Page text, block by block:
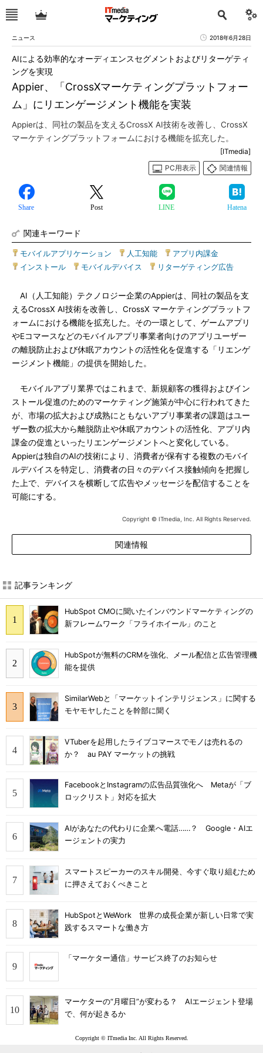
ニュース 2018年6月28日
Appier、「CrossXマーケティングプラットフォー
ム」にリエンゲージメント機能を実装
AIによる効率的なオーディエンスセグメントおよびリターゲティ
ングを実現
Appierは、同社の製品を支えるCrossX AI技術を改善し、CrossX
マーケティングプラットフォームにおける機能を拡充した。
[ITmedia]
PC用表示
関連情報
Share Post LINE Hatena
関連キーワード
モバイルアプリケーション 人工知能 アプリ内課金
インストール
モバイルデバイス リターゲティング広告
AI（人工知能）テクノロジー企業のAppierは、同社の製品を支
えるCrossX AI技術を改善し、CrossX マーケティングプラットフ
ォームにおける機能を拡充した。その一環として、ゲームアプリ
やEコマースなどのモバイルアプリ事業者向けのアプリユーザー
の離脱防止および休眠アカウントの活性化を促進する「リエンゲ
ージメント機能」の提供を開始した。
モバイルアプリ業界ではこれまで、新規顧客の獲得およびイン
ストール促進のためのマーケティング施策が中心に行われてきた
が、市場の拡大および成熟にともないアプリ事業者の課題はユー
ザー数の拡大から離脱防止や休眠アカウントの活性化、アプリ内
課金の促進といったリエンゲージメントへと変化している。
Appierは独自のAIの技術により、消費者が保有する複数のモバイ
ルデバイスを特定し、消費者の日々のデバイス接触傾向を把握し
た上で、デバイスを横断して広告やメッセージを配信することを
可能にする。
Copyright © ITmedia, Inc. All Rights Reserved.
関連情報
記事ランキング
HubSpot CMOに聞いたインバウンドマーケティングの
新フレームワーク「フライホイール」のこと
HubSpotが無料のCRMを強化、メール配信と広告管理機
能を提供
SimilarWebと「マーケットインテリジェンス」に関する
モヤモヤしたことを幹部に聞く
VTuberを起用したライブコマースでモノは売れるの
か？ au PAY マーケットの挑戦
FacebookとInstagramの広告品質強化へ Metaが「ブ
ロックリスト」対応を拡大
AIがあなたの代わりに企業へ電話……？ Google・AIエ
ージェントの実力
スマートスピーカーのスキル開発、今すぐ取り組むため
に押さえておくべきこと
HubSpotとWeWork 世界の成長企業が新しい日常で実
践するスマートな働き方
「マーケター通信」サービス終了のお知らせ
マーケターの“月曜日”が変わる？ AIエージェント登場
で、何が起きるか
Copyright © ITmedia Inc. All Rights Reserved.